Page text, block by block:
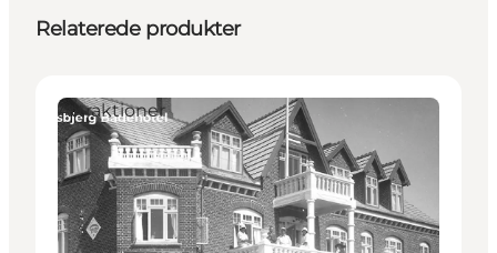
Relaterede produkter
Attraktioner